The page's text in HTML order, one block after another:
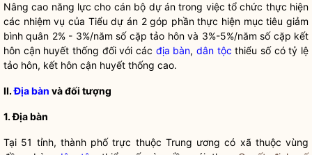
Nâng cao năng lực cho cán bộ dự án trong việc tổ chức thực hiện
các nhiệm vụ của Tiểu dự án 2 góp phần thực hiện mục tiêu giảm
bình quân 2% - 3%/năm số cặp tảo hôn và 3%-5%/năm số cặp kết
hôn cận huyết thống đối với các địa bàn,dân tộc thiểu số có tỷ lệ
tảo hôn, kết hôn cận huyết thống cao.
II.Địa bàn và đối tượng
1.Địa bàn
Tại 51 tỉnh, thành phố trực thuộc Trung ương có xã thuộc vùng